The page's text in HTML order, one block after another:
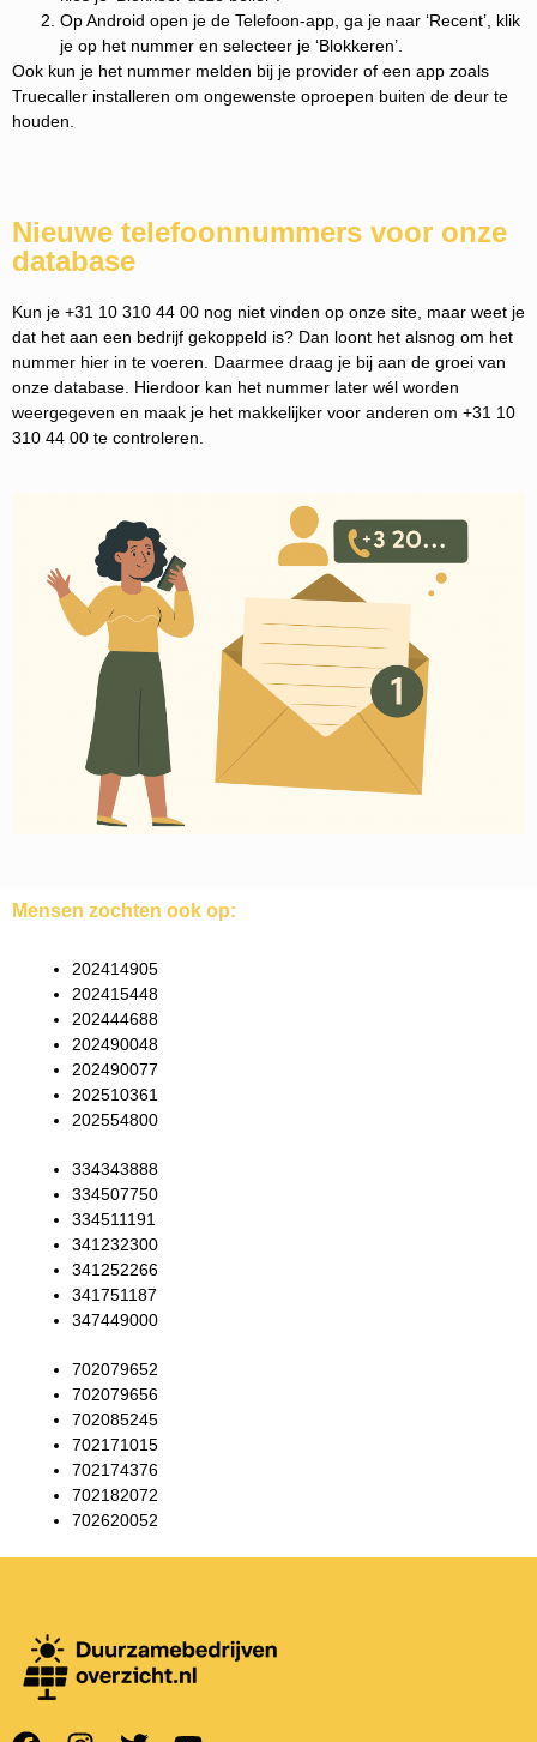
Op Android open je de Telefoon-app, ga je naar ‘Recent’, klik
je op het nummer en selecteer je ‘Blokkeren’.
Ook kun je het nummer melden bij je provider of een app zoals
Truecaller installeren om ongewenste oproepen buiten de deur te
houden.
Nieuwe telefoonnummers voor onze
database
Kun je +31 10 310 44 00 nog niet vinden op onze site, maar weet je
dat het aan een bedrijf gekoppeld is? Dan loont het alsnog om het
nummer hier in te voeren. Daarmee draag je bij aan de groei van
onze database. Hierdoor kan het nummer later wél worden
weergegeven en maak je het makkelijker voor anderen om +31 10
310 44 00 te controleren.
Mensen zochten ook op:
202414905
202415448
202444688
202490048
202490077
202510361
202554800
334343888
334507750
334511191
341232300
341252266
341751187
347449000
702079652
702079656
702085245
702171015
702174376
702182072
702620052